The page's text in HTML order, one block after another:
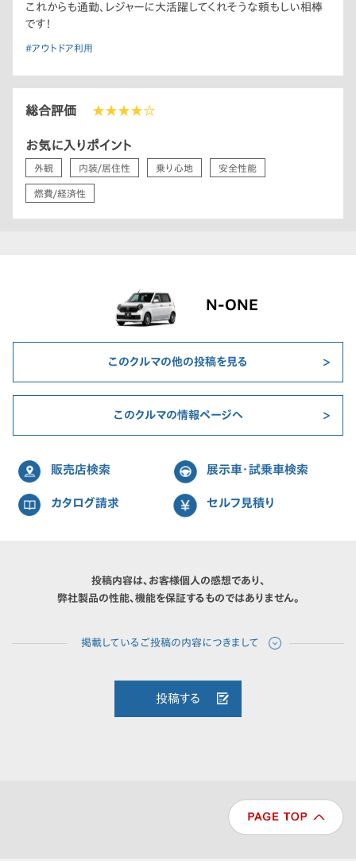
これからも通勤、レジャーに大活躍してくれそうな頼もしい相棒
です！
#アウトドア利用
総合評価 ★★★★☆
お気に入りポイント
外観 内装/居住性 乗り心地 安全性能
燃費/経済性
N-ONE
このクルマの他の投稿を見る
このクルマの情報ページへ
販売店検索 展示車・試乗車検索
カタログ請求 セルフ見積り
投稿内容は、お客様個人の感想であり、
弊社製品の性能、機能を保証するものではありません。
投稿する